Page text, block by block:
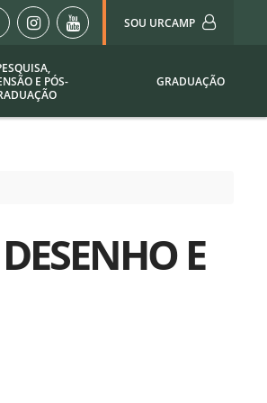
SOU URCAMP
Sou Urcamp (Portal)
Biblioteca
Plataforma Moodle
Setor de Registros
E PÓS-
GRADUAÇÃO
E